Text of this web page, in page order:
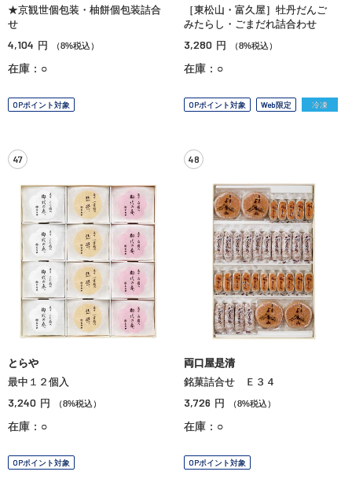
★京観世個包装・柚餅個包装詰合
せ
4,104 円 （8%税込）
在庫：○
OPポイント対象
［東松山・富久屋］牡丹だんご
みたらし・ごまだれ詰合わせ
3,280 円 （8%税込）
在庫：○
OPポイント対象 Web限定 冷凍
47
とらや
最中１２個入
3,240 円 （8%税込）
在庫：○
OPポイント対象
48
両口屋是清
銘菓詰合せ Ｅ３４
3,726 円 （8%税込）
在庫：○
OPポイント対象